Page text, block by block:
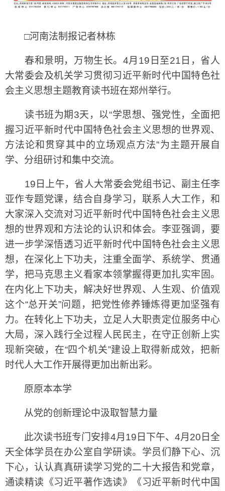
□河南法制报记者林栋
春和景明，万物生长。4月19日至21日，省人
大常委会及机关学习贯彻习近平新时代中国特色社
会主义思想主题教育读书班在郑州举行。
读书班为期3天，以“学思想、强党性，全面把
握习近平新时代中国特色社会主义思想的世界观、
方法论和贯穿其中的立场观点方法”为主题开展自
学、分组研讨和集中交流。
19日上午，省人大常委会党组书记、副主任李
亚作专题党课，结合自身学习，联系人大工作，和
大家深入交流对习近平新时代中国特色社会主义思
想的世界观和方法论的认识和体会。李亚强调，要
进一步学深悟透习近平新时代中国特色社会主义思
想，在深化上下功夫，注重全面学、系统学、贯通
学，把马克思主义看家本领掌握得更加扎实牢固。
在内化上下功夫，解决好世界观、人生观、价值观
这个“总开关”问题，把党性修养锤炼得更加坚强有
力。在转化上下功夫，立足人大职责定位服务中心
大局，深入践行全过程人民民主，在守正创新上实
现新突破，在“四个机关”建设上取得新成效，把新
时代人大工作开展得更加出新出彩。
原原本本学
从党的创新理论中汲取智慧力量
此次读书班专门安排4月19日下午、4月20日全
天全体学员在办公室自学研读。学员们静下心、沉
下心，认认真真研读学习党的二十大报告和党章，
通读精读《习近平著作选读》《习近平新时代中国